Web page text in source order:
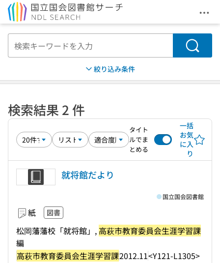
メ
検索
絞り込み条件
検索結果 2 件
タイト
ルでま
とめる
一括
お気
に入
り
就将館だより
紙 図書
松岡藩藩校「就将館」, 高萩市教育委員会生涯学習課
編
高萩市教育委員会生涯学習課2012.11<Y121-L1305>
国立国会図書館